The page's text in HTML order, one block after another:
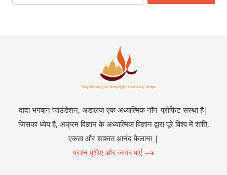
दादा भगवान फाउंडेशन, अडालज एक अध्यात्मिक नॉन-प्रोफिट संस्था है|
जिसका ध्येय है, अक्रम विज्ञान के अध्यात्मिक विज्ञान द्वारा पूरे विश्व में शांति,
एकता और शाश्वत आनंद फैलाना |
प्रश्न पूछिए और जवाब पाएं